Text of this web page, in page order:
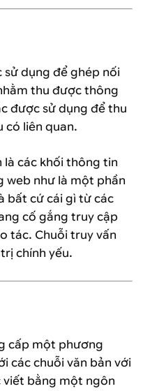
dụng để ghép nối
thu được thông
được sử dụng để thu
có liên quan.
các khối thông tin
web như là một phần
bất cứ cái gì từ các
cố gắng truy cập
tác. Chuỗi truy vấn
chính yếu.
cấp một phương
các chuỗi văn bản với
viết bằng một ngôn